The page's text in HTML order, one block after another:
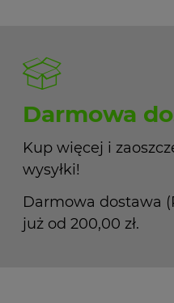
Darmowa
Kup więcej i
wysyłki!
Darmowa dostawa
już od 200,00 zł.